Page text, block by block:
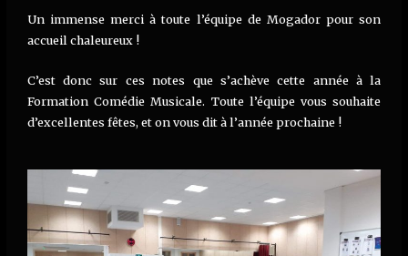
Un immense merci à toute l’équipe de Mogador pour son
accueil chaleureux !
C’est donc sur ces notes que s’achève cette année à la
Formation Comédie Musicale. Toute l’équipe vous souhaite
d’excellentes fêtes, et on vous dit à l’année prochaine !